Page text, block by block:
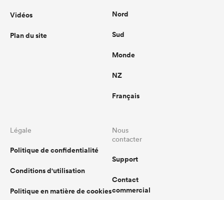
Vidéos
Plan du site
Nord
Sud
Monde
NZ
Français
Légale
Politique de confidentialité
Conditions d'utilisation
Politique en matière de cookies
Nous
contacter
Support
Contact
commercial